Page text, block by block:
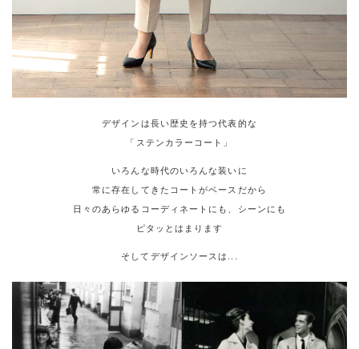
デザインは長い歴史を持つ代表的な
「ステンカラーコート」
いろんな時代のいろんな装いに
常に存在してきたコートがベースだから
日々のあらゆるコーディネートにも、シーンにも
ピタッとはまります
そしてデザインソースは...